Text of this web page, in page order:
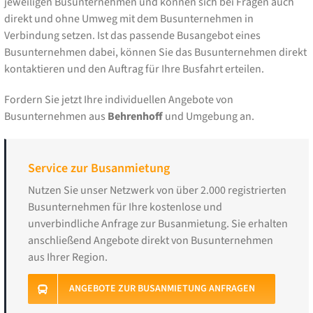
direkt und ohne Umweg mit dem Busunternehmen in
Verbindung setzen. Ist das passende Busangebot eines
Busunternehmen dabei, können Sie das Busunternehmen direkt
kontaktieren und den Auftrag für Ihre Busfahrt erteilen.
Fordern Sie jetzt Ihre individuellen Angebote von
Busunternehmen aus Behrenhoffund Umgebung an.
Service zur Busanmietung
Nutzen Sie unser Netzwerk von über 2.000 registrierten
Busunternehmen für Ihre kostenlose und
unverbindliche Anfrage zur Busanmietung. Sie erhalten
anschließend Angebote direkt von Busunternehmen
aus Ihrer Region.
ANGEBOTE ZUR BUSANMIETUNG ANFRAGEN